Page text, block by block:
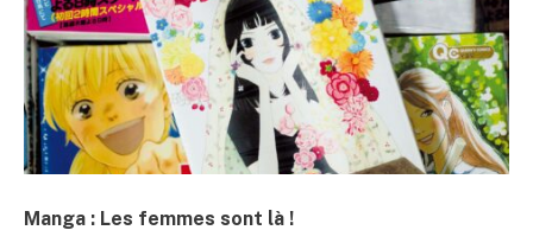
Manga : Les femmes sont là !